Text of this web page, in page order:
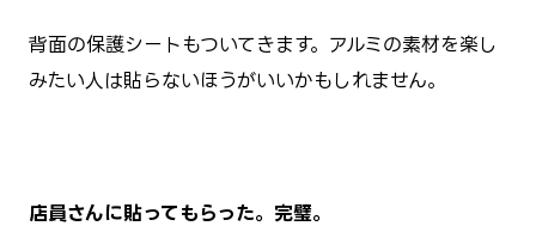
背面の保護シートもついてきます。アルミの素材を楽し
みたい人は貼らないほうがいいかもしれません。
店員さんに貼ってもらった。完璧。